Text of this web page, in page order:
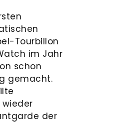
Tourbillon
im Jahr
schon
gemacht.
wieder
der